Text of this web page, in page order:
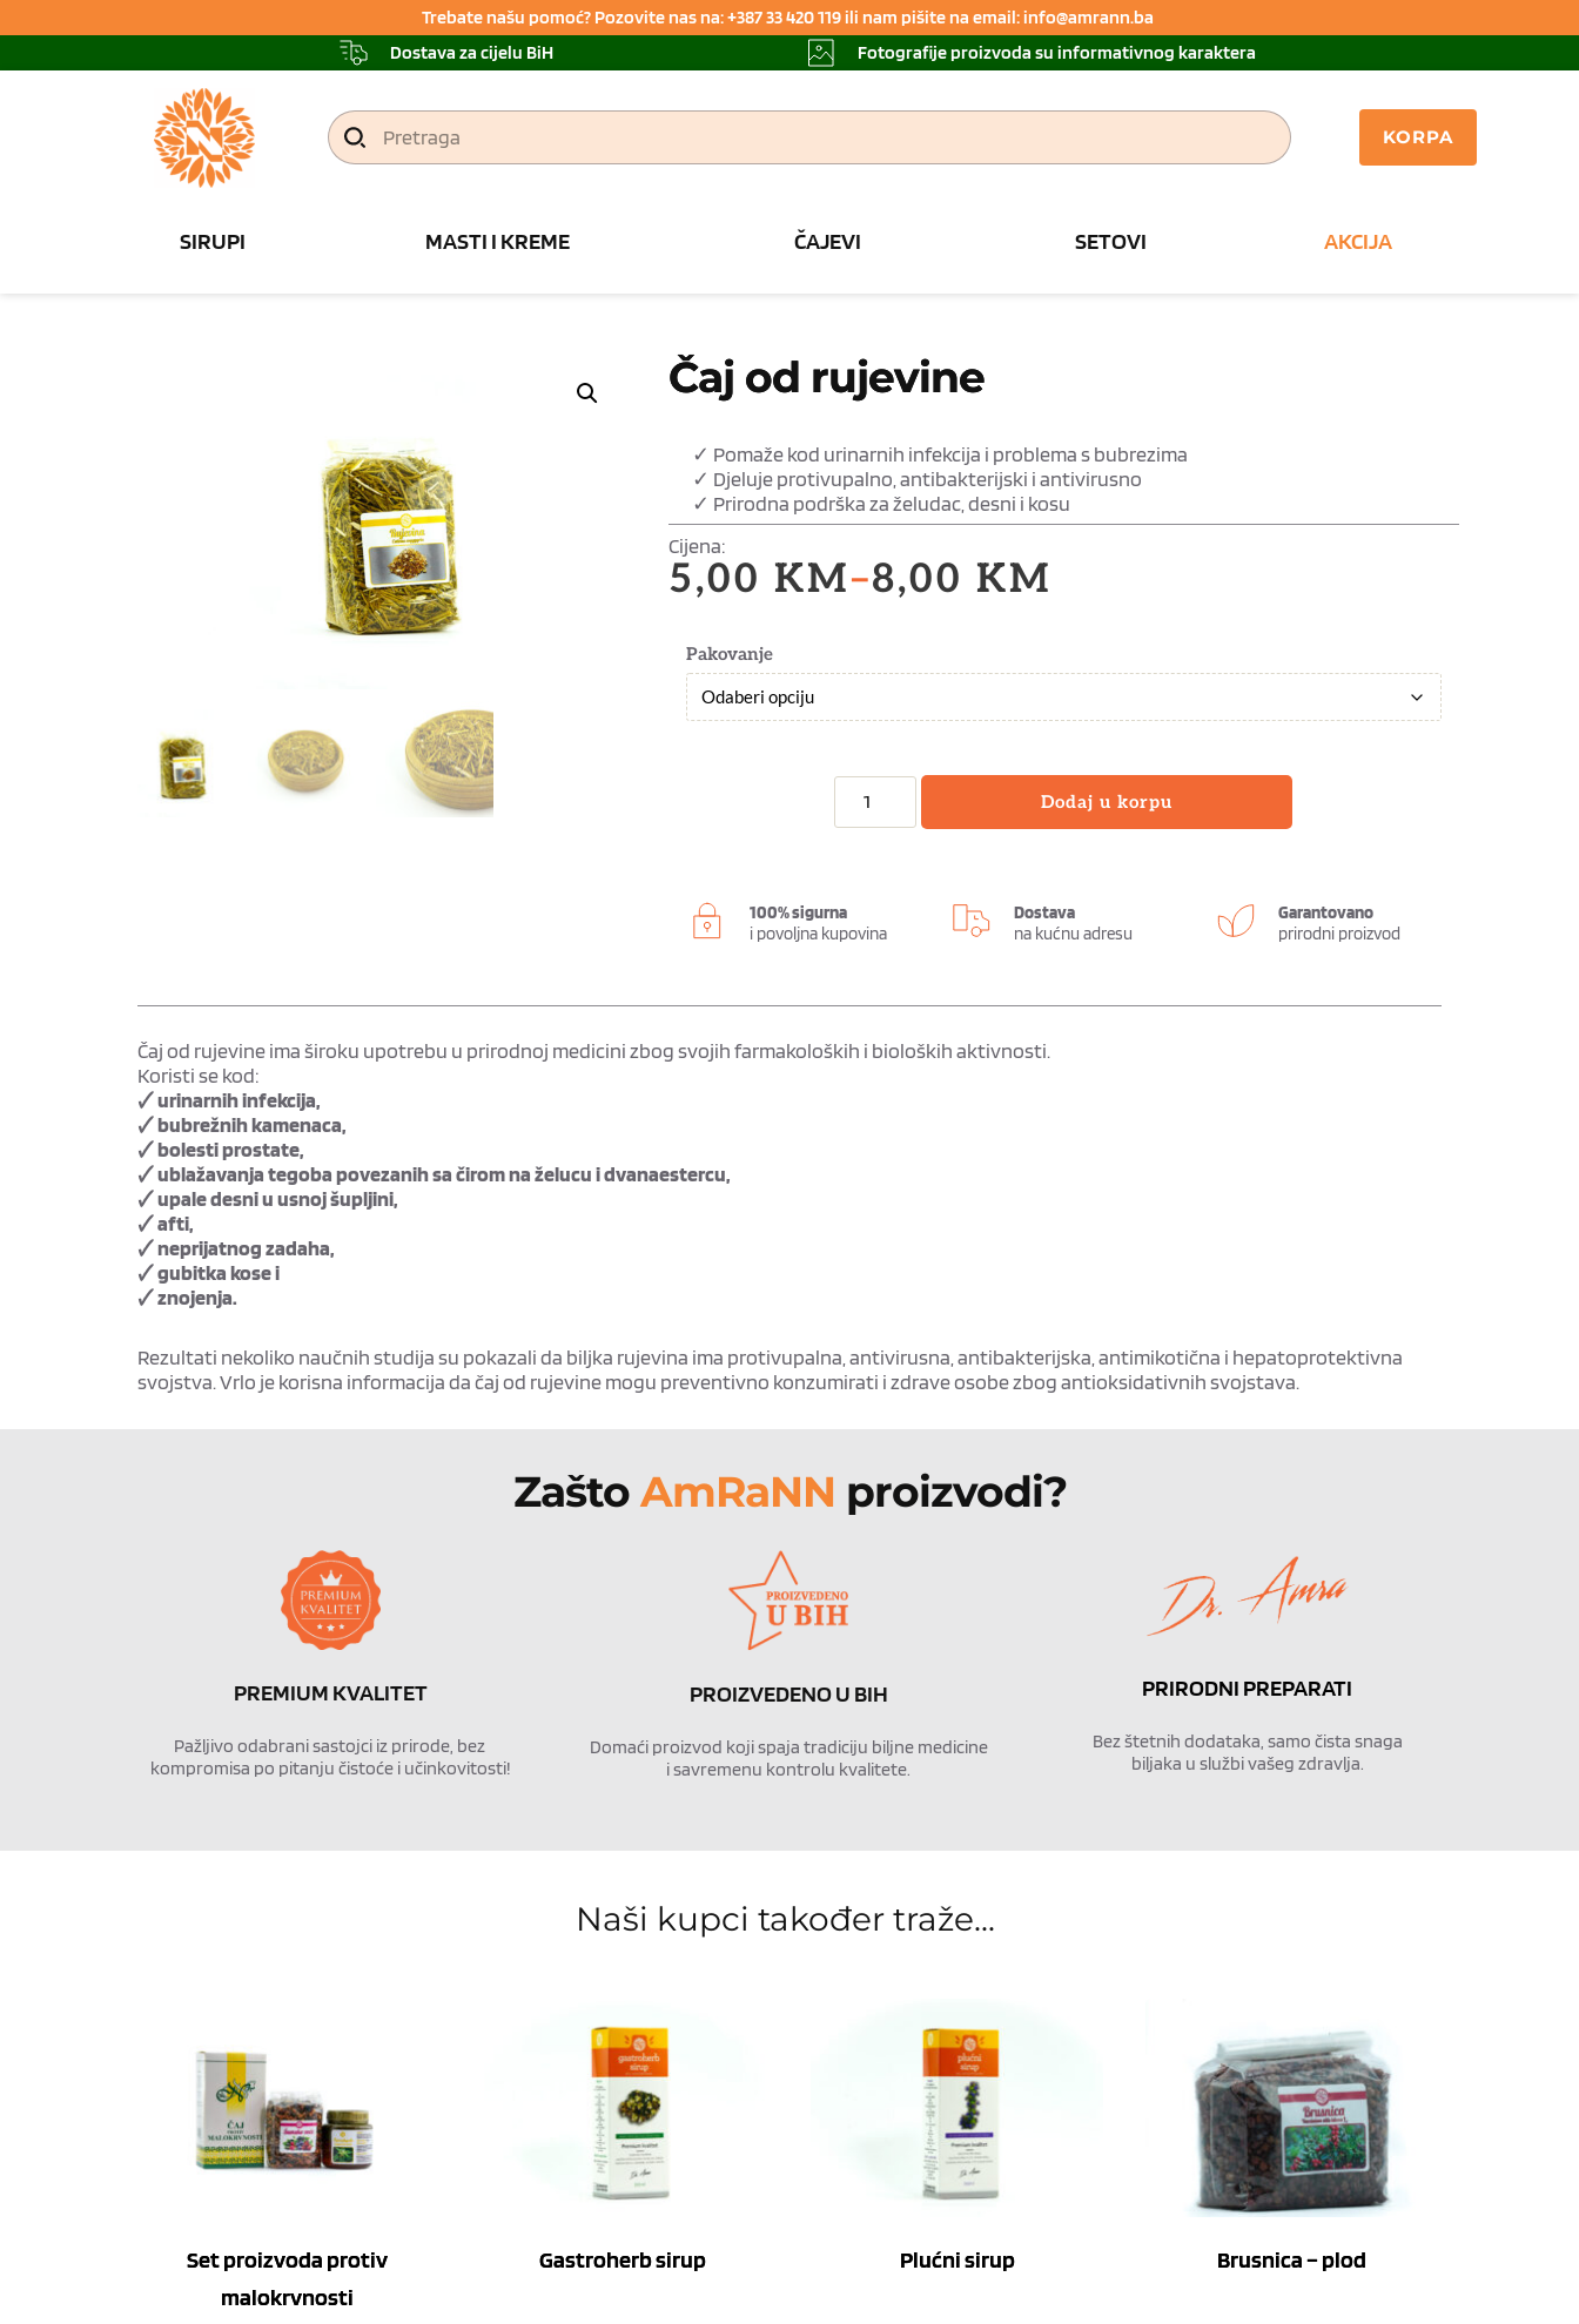
Trebate našu pomoć? Pozovite nas na: +387 33 420 119 ili nam pišite na email: info@amrann.ba
Dostava za cijelu BiH
Fotografije proizvoda su informativnog karaktera
Pretraga
KORPA
SIRUPI MASTI I KREME ČAJEVI SETOVI AKCIJA
Čaj od rujevine
✓ Pomaže kod urinarnih infekcija i problema s bubrezima
✓ Djeluje protivupalno, antibakterijski i antivirusno
✓ Prirodna podrška za želudac, desni i kosu
Cijena:
5,00 KM–8,00 KM
Pakovanje
Dodaj u korpu
100% sigurna
i povoljna kupovina
Dostava
na kućnu adresu
Garantovano
prirodni proizvod
Čaj od rujevine ima široku upotrebu u prirodnoj medicini zbog svojih farmakoloških i bioloških aktivnosti.
Koristi se kod:
🗸 urinarnih infekcija,
🗸 bubrežnih kamenaca,
🗸 bolesti prostate,
🗸 ublažavanja tegoba povezanih sa čirom na želucu i dvanaestercu,
🗸 upale desni u usnoj šupljini,
🗸 afti,
🗸 neprijatnog zadaha,
🗸 gubitka kose i
🗸 znojenja.
Rezultati nekoliko naučnih studija su pokazali da biljka rujevina ima protivupalna, antivirusna, antibakterijska, antimikotična i hepatoprotektivna
svojstva. Vrlo je korisna informacija da čaj od rujevine mogu preventivno konzumirati i zdrave osobe zbog antioksidativnih svojstava.
Zašto AmRaNN proizvodi?
PREMIUM KVALITET
Pažljivo odabrani sastojci iz prirode, bez
kompromisa po pitanju čistoće i učinkovitosti!
PROIZVEDENO U BIH
Domaći proizvod koji spaja tradiciju biljne medicine
i savremenu kontrolu kvalitete.
PRIRODNI PREPARATI
Bez štetnih dodataka, samo čista snaga
biljaka u službi vašeg zdravlja.
Naši kupci također traže...
Set proizvoda protiv
malokrvnosti
Gastroherb sirup Plućni sirup Brusnica – plod